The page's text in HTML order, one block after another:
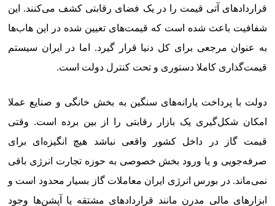
قراردادهای آتی قیمت را در یک فضای رقابتی کشف می‌کنند. این
شفافیت باعث شده است که قیمت‌های تعیین شده در این هاب‌ها
به عنوان مرجعی برای کل دنیا قرار گیرد. اما در ایران سیستم
قیمت‌گذاری کاملا دستوری و تحت کنترل دولت است.
دولت با پرداخت یارانه‌های سنگین به بخش خانگی و صنایع عملا
امکان شکل‌گیری یک بازار رقابتی را از بین برده است. وقتی
قیمت گاز در داخل کشور واقعی نباشد هیچ انگیزه‌ای برای
صرفه‌جویی و یا ورود بخش خصوصی به حوزه تجارت انرژی باقی
نمی‌ماند. در بورس انرژی ایران معاملات گاز بسیار محدود است و
ابزارهای مالی مدرن مانند قراردادهای مشتقه یا آپشن‌ها وجود